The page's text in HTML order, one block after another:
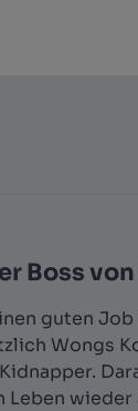
Boss von
guten
Wongs